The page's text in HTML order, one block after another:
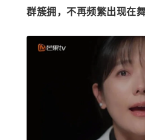
群簇拥，不再频繁出现在